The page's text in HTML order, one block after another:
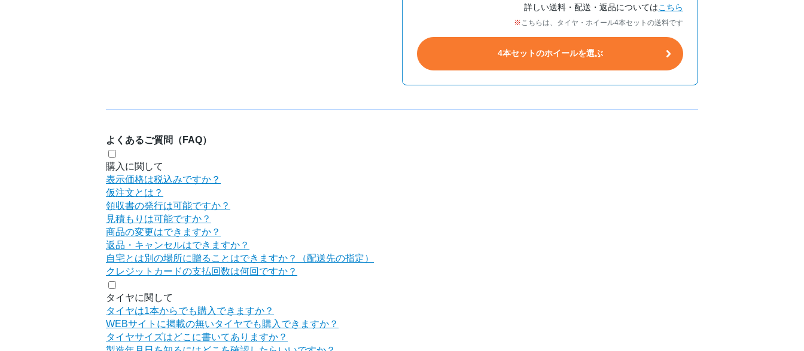
詳しい送料・配送・返品についてはこちら
こちらは、タイヤ・ホイール4本セットの送料です
4本セットのホイールを選ぶ
よくあるご質問（FAQ）
購入に関して
表示価格は税込みですか？
仮注文とは？
領収書の発行は可能ですか？
見積もりは可能ですか？
商品の変更はできますか？
返品・キャンセルはできますか？
自宅とは別の場所に贈ることはできますか？（配送先の指定）
クレジットカードの支払回数は何回ですか？
タイヤに関して
タイヤは1本からでも購入できますか？
WEBサイトに掲載の無いタイヤでも購入できますか？
タイヤサイズはどこに書いてありますか？